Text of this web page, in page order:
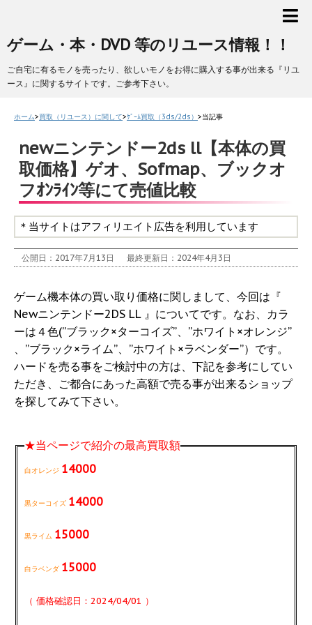
ゲーム・本・DVD 等のリユース情報！！
ご自宅に有るモノを売ったり、欲しいモノをお得に購入する事が出来る『リユ
ース』に関するサイトです。ご参考下さい。
ホーム>買取（リユース）に関して>ｹﾞｰﾑ買取（3ds/2ds） >当記事
newニンテンドー2ds ll【本体の買
取価格】ゲオ、Sofmap、ブックオ
フｵﾝﾗｲﾝ等にて売値比較
＊当サイトはアフィリエイト広告を利用しています
公開日：2017年7月13日 最終更新日：2024年4月3日
ゲーム機本体の買い取り価格に関しまして、今回は『
Newニンテンドー2DS LL 』についてです。なお、カラ
ーは４色(”ブラック×ターコイズ”、”ホワイト×オレンジ”
、”ブラック×ライム”、”ホワイト×ラベンダー”）です。
ハードを売る事をご検討中の方は、下記を参考にしてい
ただき、ご都合にあった高額で売る事が出来るショップ
を探してみて下さい。
★当ページで紹介の最高買取額
白オレンジ 14000
黒ターコイズ 14000
黒ライム 15000
白ラベンダ 15000
（ 価格確認日：2024/04/01 ）